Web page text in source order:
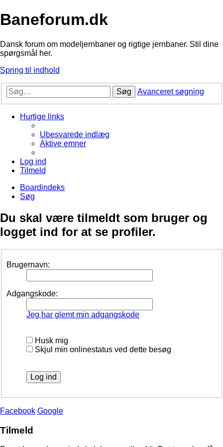
Baneforum.dk
Dansk forum om modeljernbaner og rigtige jernbaner. Stil dine
spørgsmål her.
Spring til indhold
Søg Avanceret søgning
Hurtige links
Ubesvarede indlæg
Aktive emner
Log ind
Tilmeld
Boardindeks
Søg
Du skal være tilmeldt som bruger og
logget ind for at se profiler.
Brugernavn:
Adgangskode:
Jeg har glemt min adgangskode
Husk mig
Skjul min onlinestatus ved dette besøg
Facebook Google
Tilmeld